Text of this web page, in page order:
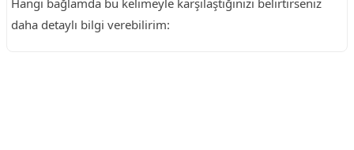
Hangi bağlamda bu kelimeyle karşılaştığınızı belirtirseniz
daha detaylı bilgi verebilirim: